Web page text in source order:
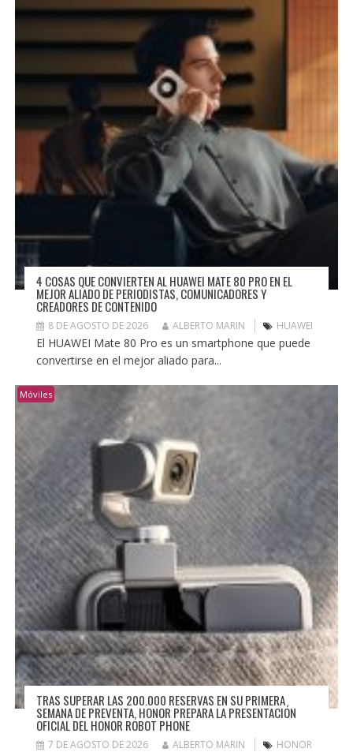
4 COSAS QUE CONVIERTEN AL HUAWEI MATE 80 PRO EN EL
MEJOR ALIADO DE PERIODISTAS, COMUNICADORES Y
CREADORES DE CONTENIDO
8 DE AGOSTO DE 2026 ALBERTO MARIN HUAWEI
El HUAWEI Mate 80 Pro es un smartphone que puede
convertirse en el mejor aliado para...
Móviles
TRAS SUPERAR LAS 200.000 RESERVAS EN SU PRIMERA
SEMANA DE PREVENTA, HONOR PREPARA LA PRESENTACIÓN
OFICIAL DEL HONOR ROBOT PHONE
7 DE AGOSTO DE 2026 ALBERTO MARIN HONOR